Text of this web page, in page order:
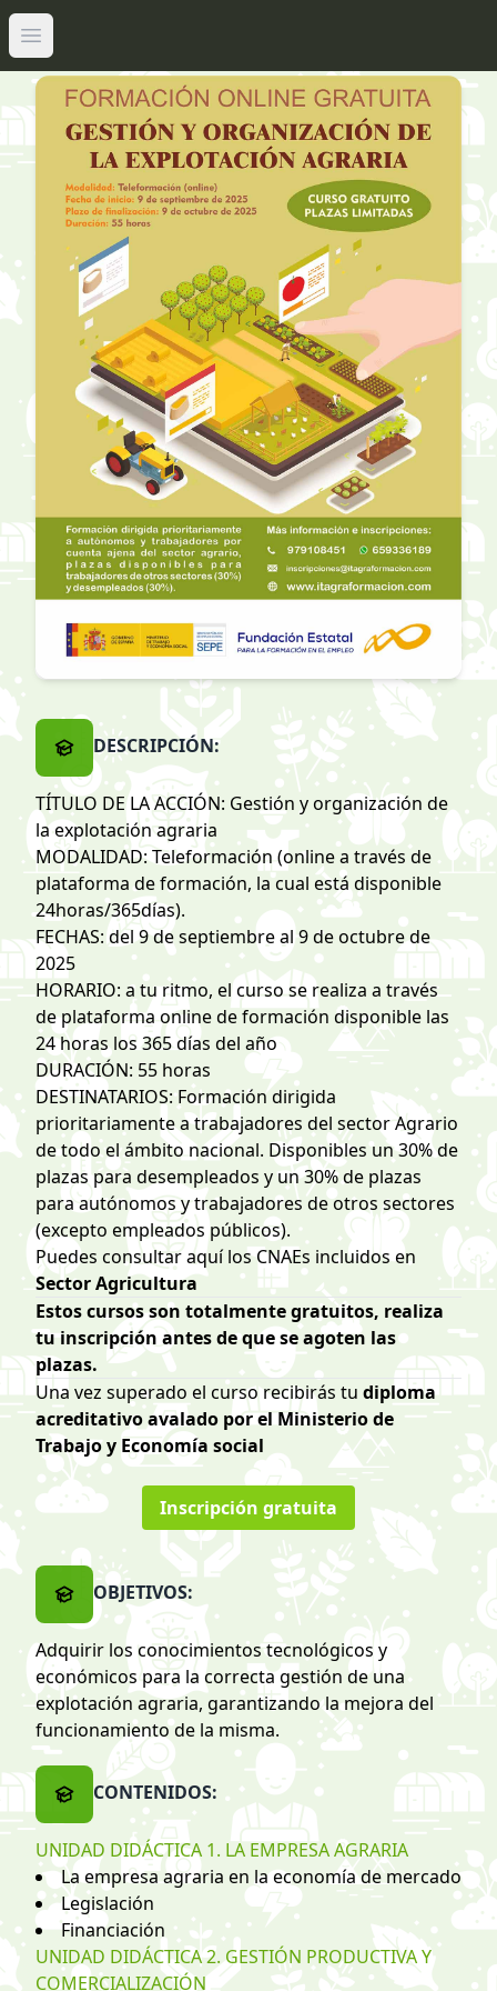
Abrir menú principal
DESCRIPCIÓN:
TÍTULO DE LA ACCIÓN: Gestión y organización de
la explotación agraria
MODALIDAD: Teleformación (online a través de
plataforma de formación, la cual está disponible
24horas/365días).
FECHAS: del 9 de septiembre al 9 de octubre de
2025
HORARIO: a tu ritmo, el curso se realiza a través
de plataforma online de formación disponible las
24 horas los 365 días del año
DURACIÓN: 55 horas
DESTINATARIOS: Formación dirigida
prioritariamente a trabajadores del sector Agrario
de todo el ámbito nacional. Disponibles un 30% de
plazas para desempleados y un 30% de plazas
para autónomos y trabajadores de otros sectores
(excepto empleados públicos).
Puedes consultaraquí los CNAEs incluidos en
Sector Agricultura
Estos cursos son totalmente gratuitos, realiza
tu inscripción antes de que se agoten las
plazas.
Una vez superado el curso recibirás tu diploma
acreditativo avalado por el Ministerio de
Trabajo y Economía social
Inscripción gratuita
OBJETIVOS:
Adquirir los conocimientos tecnológicos y
económicos para la correcta gestión de una
explotación agraria, garantizando la mejora del
funcionamiento de la misma.
CONTENIDOS:
UNIDAD DIDÁCTICA 1. LA EMPRESA AGRARIA
La empresa agraria en la economía de mercado
Legislación
Financiación
UNIDAD DIDÁCTICA 2. GESTIÓN PRODUCTIVA Y
COMERCIALIZACIÓN